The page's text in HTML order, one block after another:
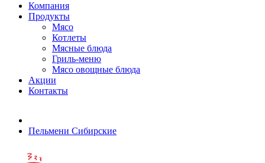
Компания
Продукты
Мясо
Котлеты
Мясные блюда
Гриль-меню
Мясо овощные блюда
Акции
Контакты
Пельмени Сибирские